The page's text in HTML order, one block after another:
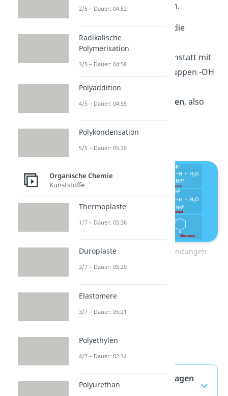
1,2-Aminothiol
verwenden.
werden die
Sauerstoffatome durch
ersetzt. Anstatt mit
Alkoholen, die Hydroxygruppen -OH
besitzen, reagiert die
Carbonylgruppe mit
Thiolen, also
verschiedene Acetal Verbindungen
Acetal — häufigste Fragen
2/5 – Dauer: 04:52
Radikalische
Polymerisation
3/5 – Dauer: 04:58
Polyaddition
4/5 – Dauer: 04:55
Polykondensation
5/5 – Dauer: 05:30
Organische Chemie
Kunststoffe
Thermoplaste
1/7 – Dauer: 05:36
Duroplaste
2/7 – Dauer: 05:29
Elastomere
3/7 – Dauer: 05:21
Polyethylen
4/7 – Dauer: 02:34
Polyurethan